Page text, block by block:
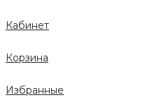
Кабинет
Корзина
Избранные